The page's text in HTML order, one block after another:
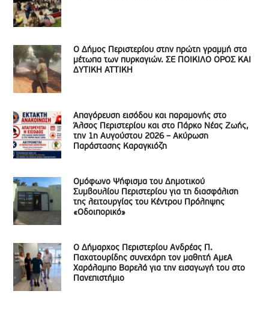
Ο Δήμος Περιστερίου στην πρώτη γραμμή στα
μέτωπα των πυρκαγιών. ΣΕ ΠΟΙΚΙΛΟ ΟΡΟΣ ΚΑΙ
ΔΥΤΙΚΗ ΑΤΤΙΚΗ
Απαγόρευση εισόδου και παραμονής στο
Άλσος Περιστερίου και στο Πάρκο Νέας Ζωής,
την 1η Αυγούστου 2026 – Ακύρωση
Παράστασης Καραγκιόζη
Ομόφωνο Ψήφισμα του Δημοτικού
Συμβουλίου Περιστερίου για τη διασφάλιση
της λειτουργίας του Κέντρου Πρόληψης
«Οδοιπορικό»
Ο Δήμαρχος Περιστερίου Ανδρέας Π.
Παχατουρίδης συνεχάρη τον μαθητή ΑμεΑ
Χαράλαμπο Βαρελά για την εισαγωγή του στο
Πανεπιστήμιο